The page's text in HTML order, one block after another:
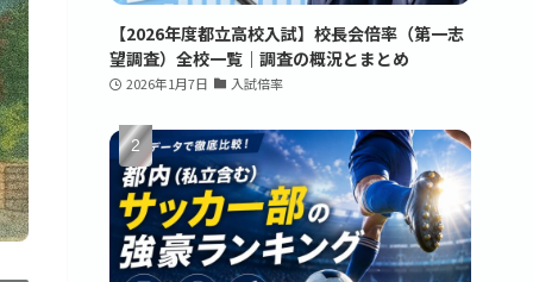
【2026年度都立高校入試】校長会倍率（第一志
望調査）全校一覧｜調査の概況とまとめ
2026年1月7日 入試倍率